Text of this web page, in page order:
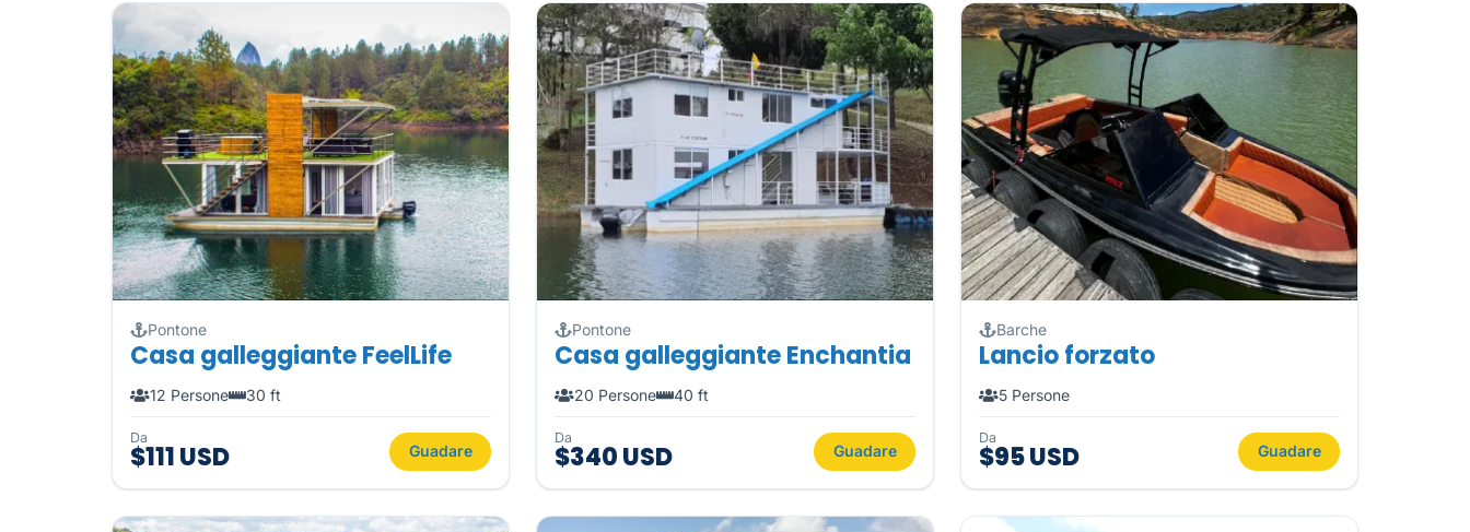
Pontone
Casa galleggiante FeelLife
12 Persone 30 ft
Da
$111 USD Guadare
Pontone
Casa galleggiante Enchantia
20 Persone 40 ft
Da
$340 USD Guadare
Barche
Lancio forzato
5 Persone
Da
$95 USD Guadare